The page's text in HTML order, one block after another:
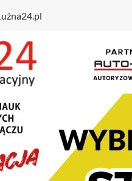
Łużna24.pl